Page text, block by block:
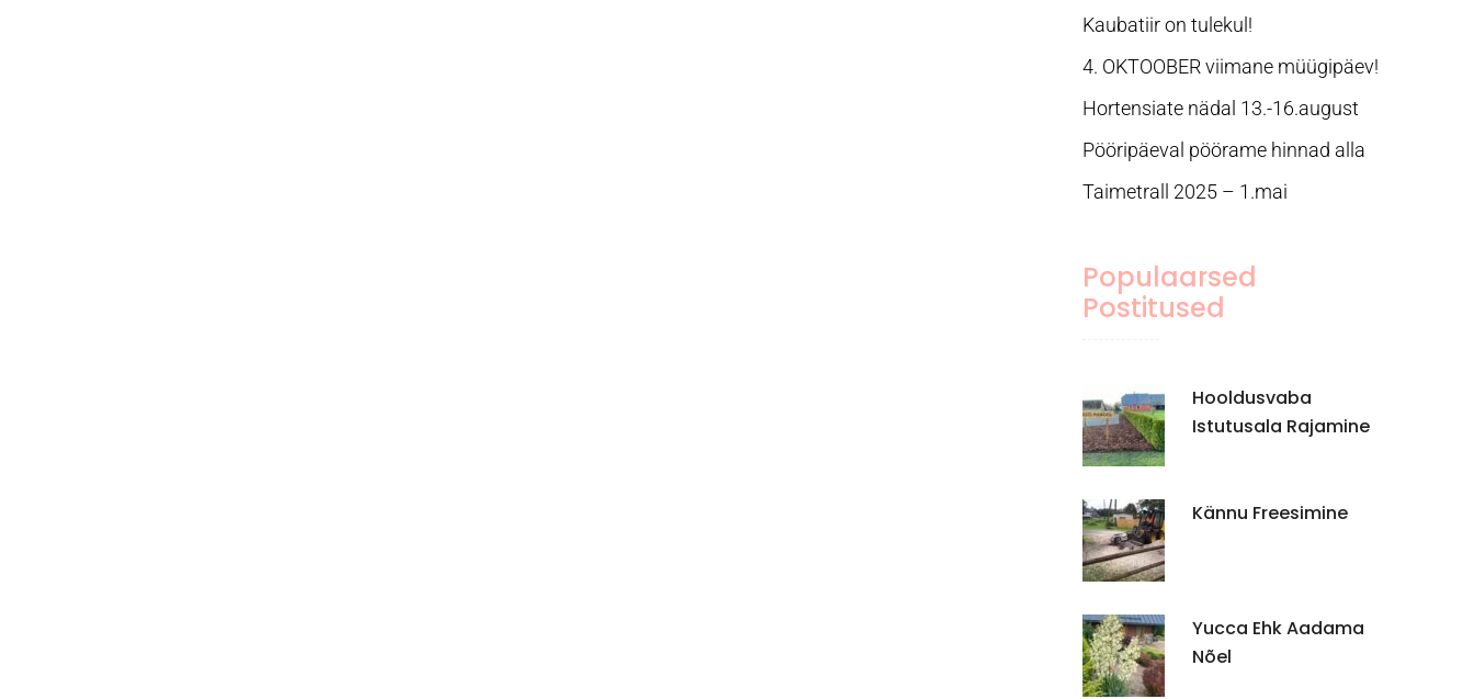
Kaubatiir on tulekul!
4. OKTOOBER viimane müügipäev!
Hortensiate nädal 13.-16.august
Pööripäeval pöörame hinnad alla
Taimetrall 2025 – 1.mai
Populaarsed
Postitused
Hooldusvaba
Istutusala Rajamine
Kännu Freesimine
Yucca Ehk Aadama
Nõel